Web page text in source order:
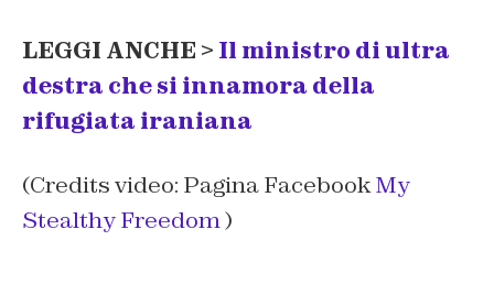
LEGGI ANCHE > Il ministro di ultra
destra che si innamora della
rifugiata iraniana
(Credits video: Pagina FacebookMy
Stealthy Freedom)